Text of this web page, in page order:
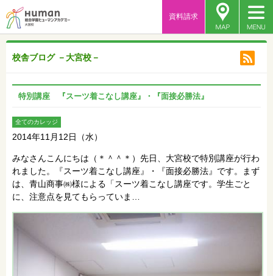
資料請求
校舎ブログ －大宮校－
特別講座 『スーツ着こなし講座』・『面接必勝法』
全てのカレッジ
2014年11月12日（水）
みなさんこんにちは（＊＾＾＊）先日、大宮校で特別講座が行わ
れました。『スーツ着こなし講座』・『面接必勝法』です。まず
は、青山商事㈱様による「スーツ着こなし講座です。学生ごと
に、注意点を見てもらっていま…